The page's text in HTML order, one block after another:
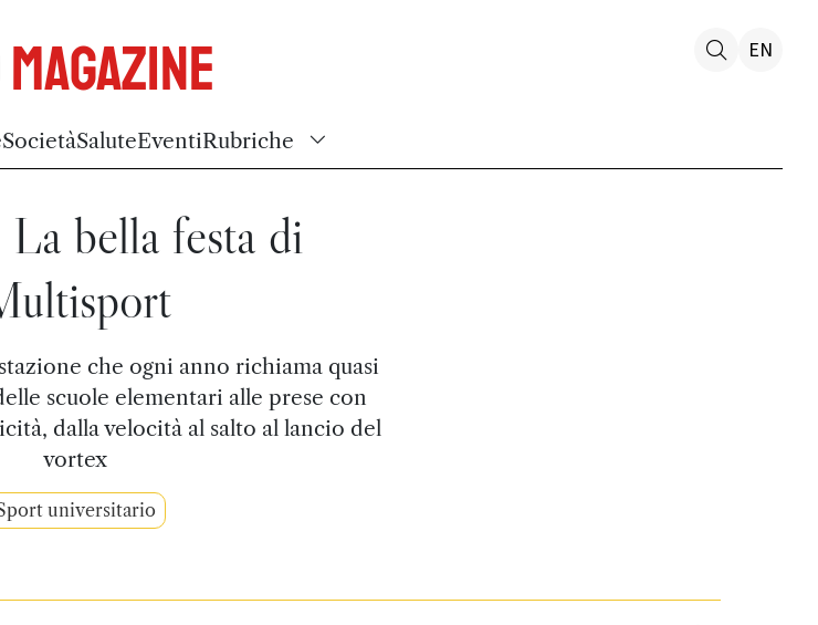
Magazine
SocietàSaluteEventiRubriche
EN
bella festa di
che ogni anno richiama quasi
scuole elementari alle prese con
dalla velocità al salto al lancio del
vortex
universitario